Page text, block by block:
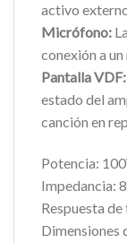
activo
Micrófono:
conexión a
Pantalla VDF:
estado del
canción en
Potencia:
Impedancia: 8
Respuesta
Dimensiones